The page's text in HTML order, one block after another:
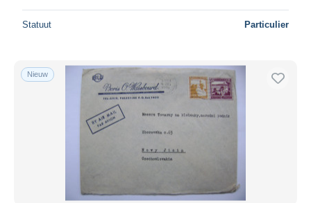
Statuut Particulier
Nieuw